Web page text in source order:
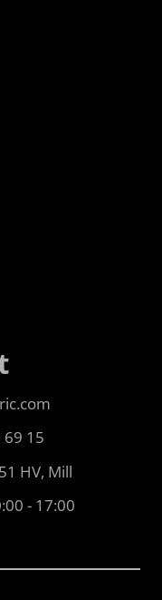
69 15
HV, Mill
- 17:00